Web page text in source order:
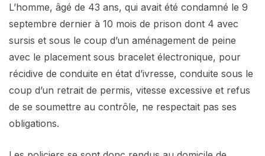
L’homme, âgé de 43 ans, qui avait été condamné le 9
septembre dernier à 10 mois de prison dont 4 avec
sursis et sous le coup d’un aménagement de peine
avec le placement sous bracelet électronique, pour
récidive de conduite en état d’ivresse, conduite sous le
coup d’un retrait de permis, vitesse excessive et refus
de se soumettre au contrôle, ne respectait pas ses
obligations.